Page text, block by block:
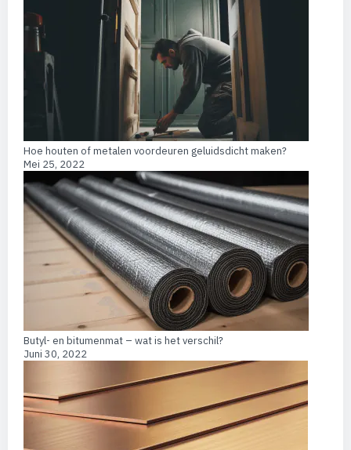
Hoe houten of metalen voordeuren geluidsdicht maken?
Mei 25, 2022
Butyl- en bitumenmat – wat is het verschil?
Juni 30, 2022